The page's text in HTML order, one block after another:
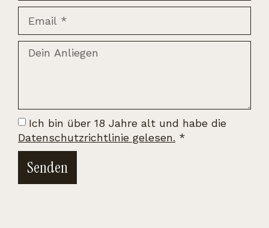
Ich bin über 18 Jahre alt und habe die
Datenschutzrichtlinie gelesen. *
Senden